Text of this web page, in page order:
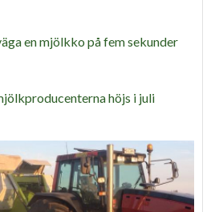
en mjölkko på fem sekunder
höjs i juli